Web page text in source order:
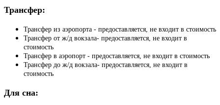
Трансфер:
Трансфер из аэропорта - предоставляется, не входит в стоимость
Трансфер от ж/д вокзала- предоставляется, не входит в
стоимость
Трансфер в аэропорт - предоставляется, не входит в стоимость
Трансфер до ж/д вокзала- предоставляется, не входит в
стоимость
Для сна: